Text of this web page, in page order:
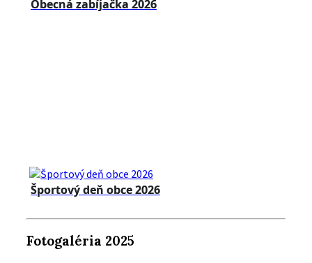
Obecná zabíjačka 2026
Športový deň obce 2026
Fotogaléria 2025